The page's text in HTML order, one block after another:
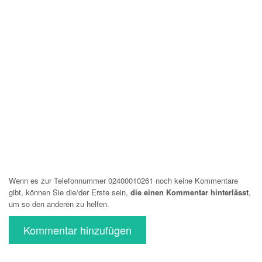
Wenn es zur Telefonnummer 02400010261 noch keine Kommentare
gibt, können Sie die/der Erste sein, die einen Kommentar hinterlässt,
um so den anderen zu helfen.
Kommentar hinzufügen